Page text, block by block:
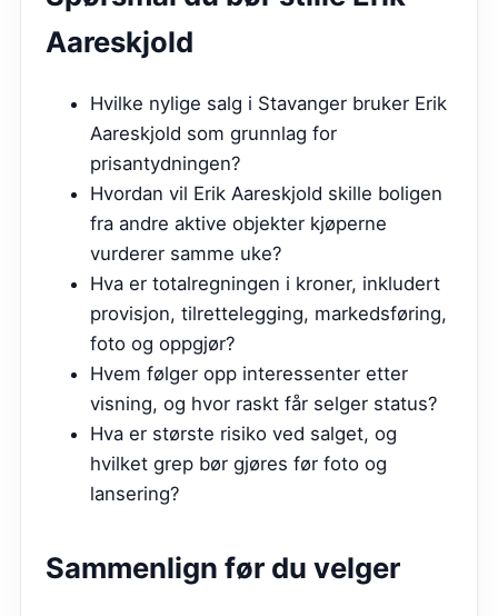
Aareskjold
Hvilke nylige salg i Stavanger bruker Erik
Aareskjold som grunnlag for
prisantydningen?
Hvordan vil Erik Aareskjold skille boligen
fra andre aktive objekter kjøperne
vurderer samme uke?
Hva er totalregningen i kroner, inkludert
provisjon, tilrettelegging, markedsføring,
foto og oppgjør?
Hvem følger opp interessenter etter
visning, og hvor raskt får selger status?
Hva er største risiko ved salget, og
hvilket grep bør gjøres før foto og
lansering?
Sammenlign før du velger